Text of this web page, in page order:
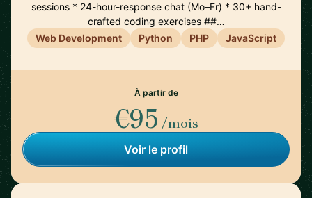
sessions * 24-hour-response chat (Mo–Fr) * 30+ hand-
crafted coding exercises ##…
Web Development
Python PHP JavaScript
À partir de
€95 /mois
Voir le profil